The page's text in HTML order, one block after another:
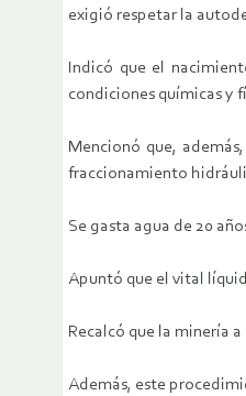
exigió respetar la
Indicó que el
condiciones químicas y
Mencionó que,
fraccionamiento
Se gasta agua de 20
Apuntó que el vital
Recalcó que la minería
Además, este